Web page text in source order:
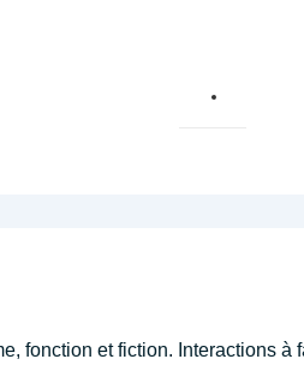
fonction et fiction. Interactions à